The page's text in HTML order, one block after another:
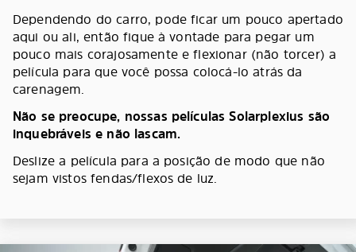
Dependendo do carro, pode ficar um pouco apertado
aqui ou ali, então fique à vontade para pegar um
pouco mais corajosamente e flexionar (não torcer) a
película para que você possa colocá-lo atrás da
carenagem.
Não se preocupe, nossas películas Solarplexius são
inquebráveis e não lascam.
Deslize a película para a posição de modo que não
sejam vistos fendas/flexos de luz.